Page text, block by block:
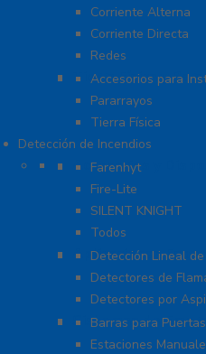
Corriente Alterna
Corriente Directa
Redes
Tierra Física y
Accesorios para
Pararrayos
Tierra Física
Detección de Incendios
Accesorios y
Farenhyt
Fire-Lite
SILENT KNIGHT
Todos
Aplicaciones
Detección Lineal
Detectores de
Detectores por
Sistemas de
Barras para
Estaciones